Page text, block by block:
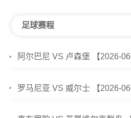
足球赛程
阿尔巴尼 VS 卢森堡 【2026-
罗马尼亚 VS 威尔士 【2026-